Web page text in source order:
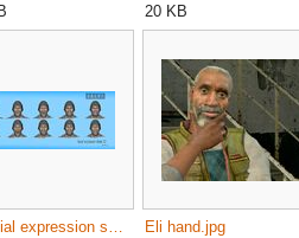
20 KB
Eli facial expression sheet 2.jpg
Eli hand.jpg